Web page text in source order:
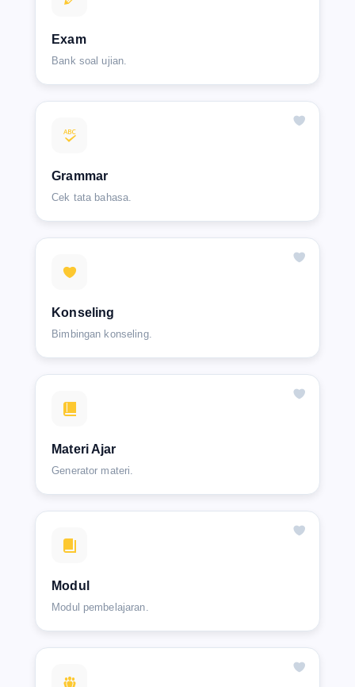
Exam
Bank soal ujian.
Grammar
Cek tata bahasa.
Konseling
Bimbingan konseling.
Materi Ajar
Generator materi.
Modul
Modul pembelajaran.